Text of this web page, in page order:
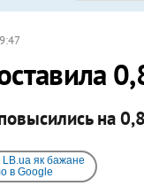
на
як бажане
в Google